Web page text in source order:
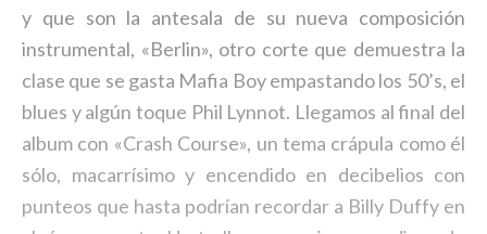
y que son la antesala de su nueva composición
instrumental, «Berlin», otro corte que demuestra la
clase que se gasta Mafia Boy empastando los 50’s, el
blues y algún toque Phil Lynnot. Llegamos al final del
album con «Crash Course», un tema crápula como él
sólo, macarrísimo y encendido en decibelios con
punteos que hasta podrían recordar a Billy Duffy en